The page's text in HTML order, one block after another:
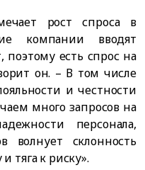
рост спроса в
компании вводят
поэтому есть спрос на
он. – В том числе
и честности
много запросов на
персонала,
волнует склонность
тяга к риску».